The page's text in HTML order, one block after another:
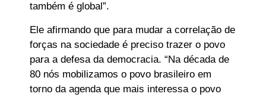
também é global”.
Ele afirmando que para mudar a correlação de
forças na sociedade é preciso trazer o povo
para a defesa da democracia. “Na década de
80 nós mobilizamos o povo brasileiro em
torno da agenda que mais interessa o povo